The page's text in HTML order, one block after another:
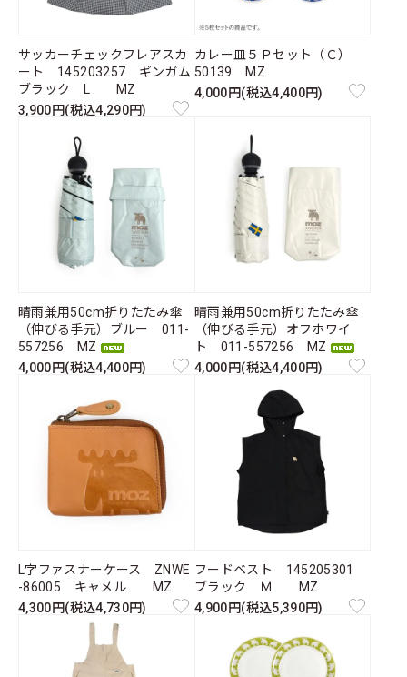
サッカーチェックフレアスカ
ート 145203257 ギンガム
ブラック L MZ
3,900円(税込4,290円)
カレー皿５Ｐセット（Ｃ）
50139 MZ
4,000円(税込4,400円)
晴雨兼用50cm折りたたみ傘
（伸びる手元）ブルー 011-
557256 MZ
4,000円(税込4,400円)
晴雨兼用50cm折りたたみ傘
（伸びる手元）オフホワイ
ト 011-557256 MZ
4,000円(税込4,400円)
L字ファスナーケース ZNWE
-86005 キャメル MZ
4,300円(税込4,730円)
フードベスト 145205301
ブラック Ｍ MZ
4,900円(税込5,390円)